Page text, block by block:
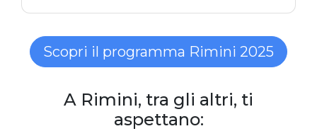
Scopri il programma Rimini 2025
A Rimini, tra gli altri, ti
aspettano: